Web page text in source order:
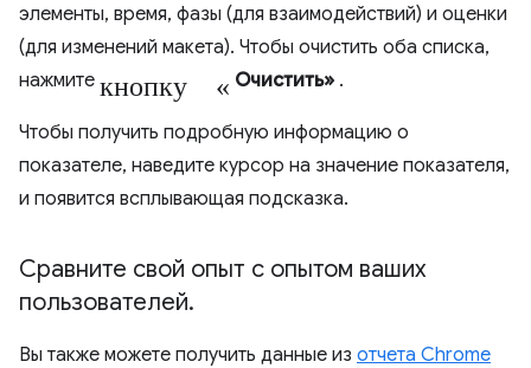
элементы, время, фазы (для взаимодействий) и оценки
(для изменений макета). Чтобы очистить оба списка,
нажмите кнопку « Очистить» .
Чтобы получить подробную информацию о
показателе, наведите курсор на значение показателя,
и появится всплывающая подсказка.
Сравните свой опыт с опытом ваших
пользователей.
Вы также можете получить данные из отчета Chrome